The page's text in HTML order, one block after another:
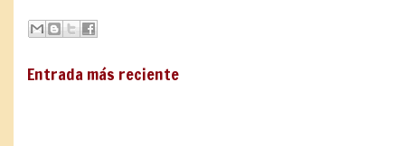
Entrada más reciente